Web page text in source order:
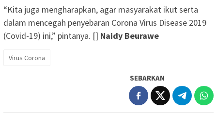
“Kita juga mengharapkan, agar masyarakat ikut serta
dalam mencegah penyebaran Corona Virus Disease 2019
(Covid-19) ini,” pintanya. [] Naidy Beurawe
Virus Corona
SEBARKAN